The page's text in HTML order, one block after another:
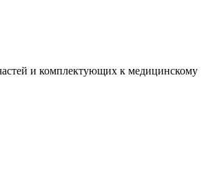
и комплектующих к медицинскому